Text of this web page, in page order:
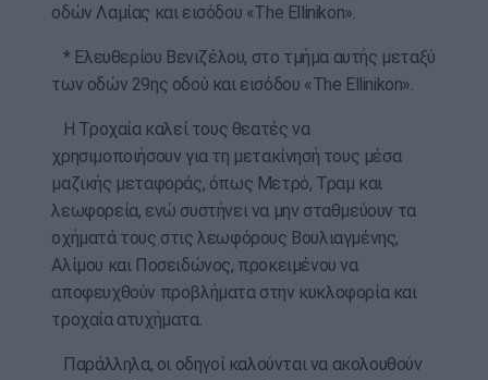
οδών Λαμίας και εισόδου «The Ellinikon».
* Ελευθερίου Βενιζέλου, στο τμήμα αυτής μεταξύ
των οδών 29ης οδού και εισόδου «The Ellinikon».
Η Τροχαία καλεί τους θεατές να
χρησιμοποιήσουν για τη μετακίνησή τους μέσα
μαζικής μεταφοράς, όπως Μετρό, Τραμ και
λεωφορεία, ενώ συστήνει να μην σταθμεύουν τα
οχήματά τους στις λεωφόρους Βουλιαγμένης,
Αλίμου και Ποσειδώνος, προκειμένου να
αποφευχθούν προβλήματα στην κυκλοφορία και
τροχαία ατυχήματα.
Παράλληλα, οι οδηγοί καλούνται να ακολουθούν